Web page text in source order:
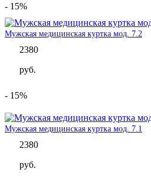
- 15%
Мужская медицинская куртка мод. 7.2
2380
руб.
- 15%
Мужская медицинская куртка мод. 7.1
2380
руб.